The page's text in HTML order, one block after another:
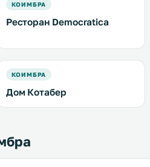
КОИМБРА
Ресторан Democratica
КОИМБРА
Дом Котабер